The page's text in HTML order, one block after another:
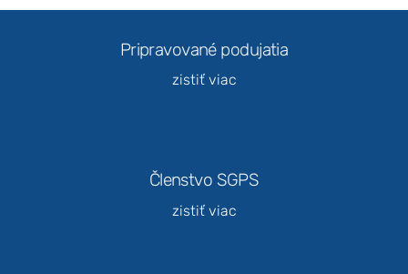
Pripravované podujatia
zistiť viac
Členstvo SGPS
zistiť viac
webovej
základe
používania
Používateľská
Aby naša